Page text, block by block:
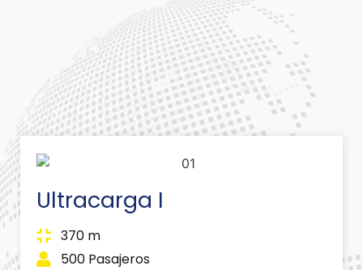
Ultracarga I
370 m
500 Pasajeros